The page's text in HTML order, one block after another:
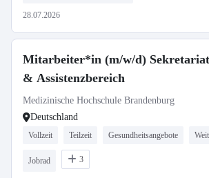
28.07.2026
Mitarbeiter*in (m/w/d) Sekretariat
& Assistenzbereich
Medizinische Hochschule Brandenburg
Deutschland
Vollzeit Teilzeit Gesundheitsangebote
Jobrad 3